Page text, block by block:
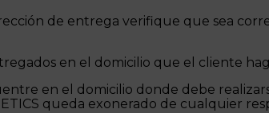
de entrega verifique que sea
en el domicilio que el cliente
en el domicilio donde debe
queda exonerado de cualquier